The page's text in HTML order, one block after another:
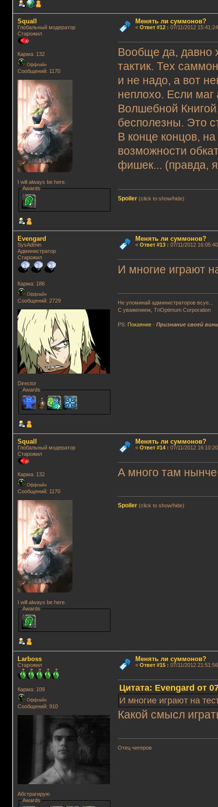
Squall
Глобальный модератор
Старожил
Карма: 132
Оффлайн
Сообщений: 1170
I will always be here.
Awards
Менять ли суммонов?
« Ответ #12: 07/11/2012
Вообще да, давно
тактик. Тех
и не надо, а вот
неплохо. Если маг
Волшебной
бесполезны. Это
В конце концов,
возможности
фишек... (правда,
Spoiler (click to show/hide)
Evengard
SysAdmin
Администратор
Старожил
Карма: 186
Оффлайн
Сообщений: 2729
Director
Awards
Менять ли суммонов?
« Ответ #13: 07/11/2012
И многие играют
Не упоминай администраторов всуе...
С уважением, TriOptimum Corporation
PS: Покаяние -Признание своей
Squall
Глобальный модератор
Старожил
Карма: 132
Оффлайн
Сообщений: 1170
I will always be here.
Awards
Менять ли суммонов?
« Ответ #14: 07/11/2012
А много там
Spoiler (click to show/hide)
Lаrboss
Старожил
Карма: 109
Оффлайн
Сообщений: 910
Абстрагирую
Awards
Менять ли суммонов?
« Ответ #15: 07/11/2012
Цитата: Evengard от
И многие играют на
Какой смысл
Отец читеров